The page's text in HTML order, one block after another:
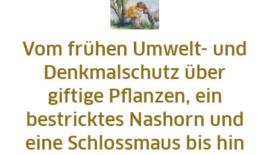
Vom frühen Umwelt- und
Denkmalschutz über
giftige Pflanzen, ein
bestricktes Nashorn und
eine Schlossmaus bis hin